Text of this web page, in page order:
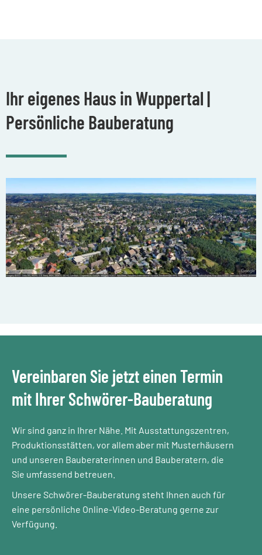
Ihr eigenes Haus in Wuppertal |
Persönliche Bauberatung
Vereinbaren Sie jetzt einen Termin
mit Ihrer Schwörer-Bauberatung
Wir sind ganz in Ihrer Nähe. Mit Ausstattungszentren,
Produktionsstätten, vor allem aber mit Musterhäusern
und unseren Bauberaterinnen und Bauberatern, die
Sie umfassend betreuen.
Unsere Schwörer-Bauberatung steht Ihnen auch für
eine persönliche Online-Video-Beratung gerne zur
Verfügung.